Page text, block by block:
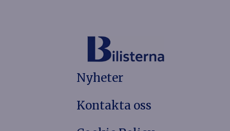
Nyheter
Kontakta oss